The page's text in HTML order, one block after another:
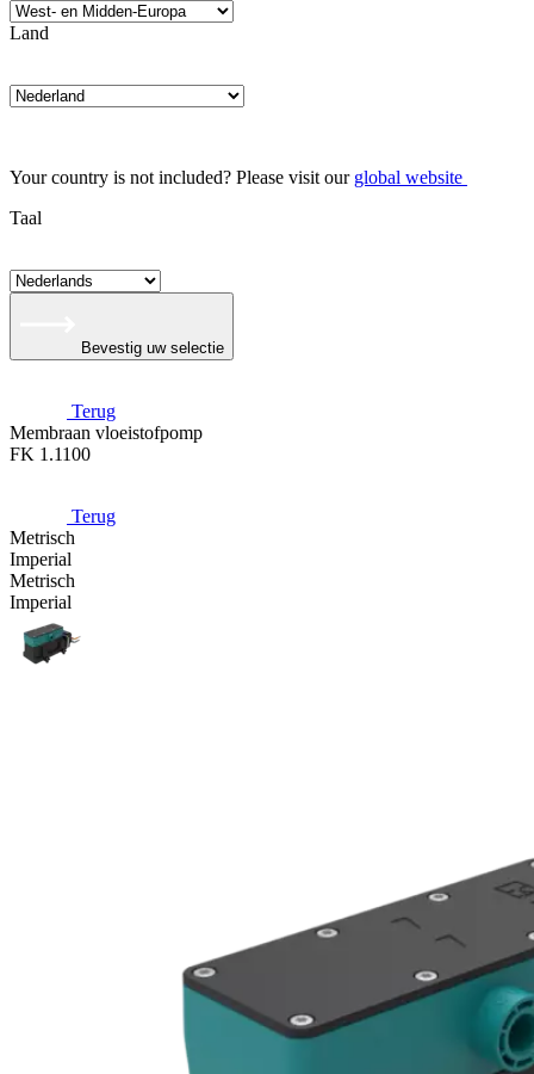
Land
Your country is not included? Please visit our global website
Taal
Bevestig uw selectie
Terug
Membraan vloeistofpomp
FK 1.1100
Terug
Metrisch
Imperial
Metrisch
Imperial